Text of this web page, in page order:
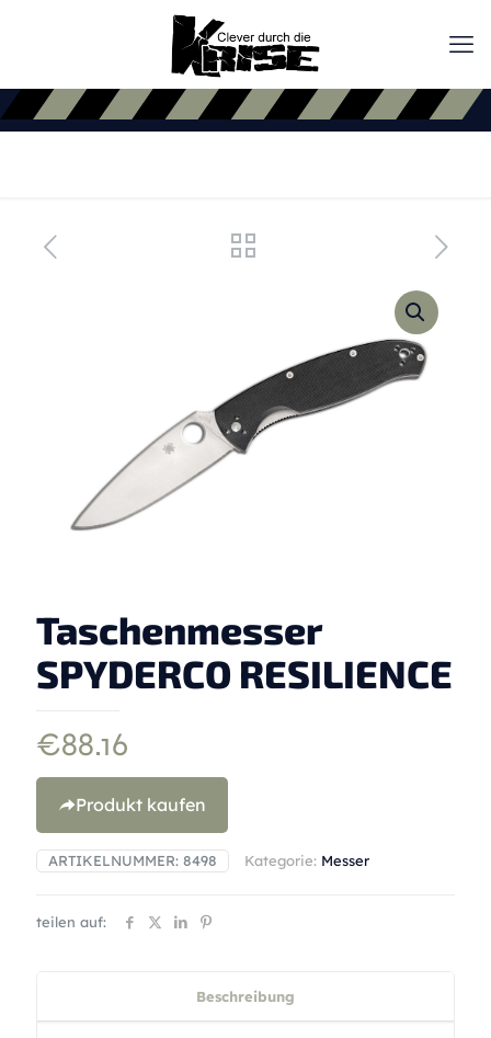
Taschenmesser
SPYDERCO RESILIENCE
€88.16
Produkt kaufen
ARTIKELNUMMER: 8498 Kategorie: Messer
teilen auf:
Beschreibung